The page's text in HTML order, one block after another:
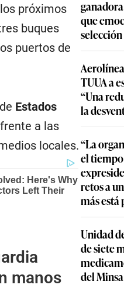
próximos
buques
puertos de
Estados
a las
locales.
manos
que
TUUA a
“Una
la
“La
el
retos a
más
Unidad
de siete
del Minsa